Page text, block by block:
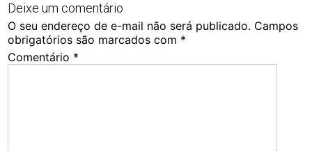
Deixe um comentário
O seu endereço de e-mail não será publicado. Campos
obrigatórios são marcados com *
Comentário *